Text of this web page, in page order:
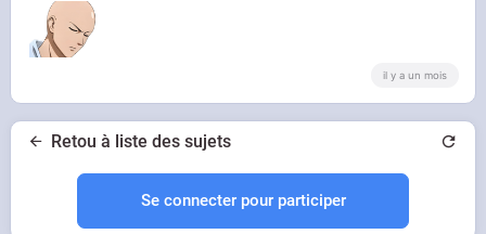
il y a un mois
Retou à liste des sujets
Se connecter pour participer